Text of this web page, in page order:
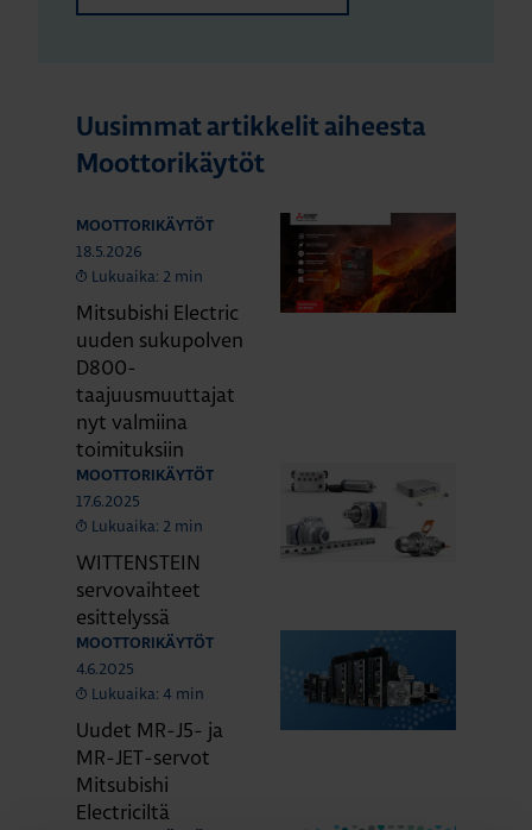
Uusimmat artikkelit aiheesta
Moottorikäytöt
MOOTTORIKÄYTÖT
18.5.2026
Lukuaika: 2 min
Mitsubishi Electric
uuden sukupolven
D800-
taajuusmuuttajat
nyt valmiina
toimituksiin
MOOTTORIKÄYTÖT
17.6.2025
Lukuaika: 2 min
WITTENSTEIN
servovaihteet
esittelyssä
MOOTTORIKÄYTÖT
4.6.2025
Lukuaika: 4 min
Uudet MR-J5- ja
MR-JET-servot
Mitsubishi
Electriciltä